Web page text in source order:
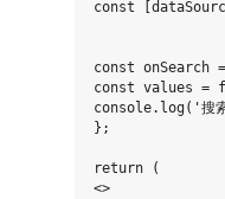
const
const onSearch
const values =
console.log('搜
};
return (
<>